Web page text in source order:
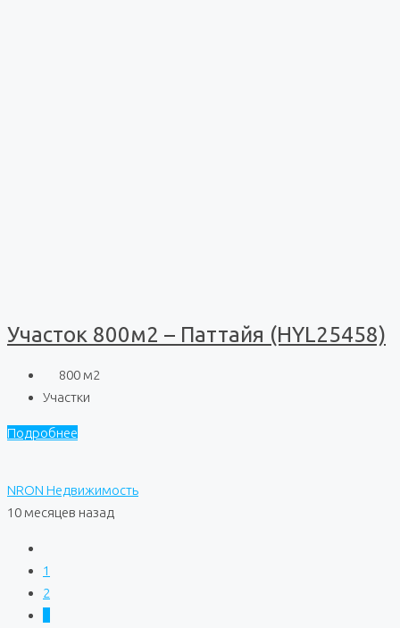
Участок 800м2 – Паттайя (HYL25458)
800 м2
Участки
Подробнее
NRON Недвижимость
10 месяцев назад
1
2